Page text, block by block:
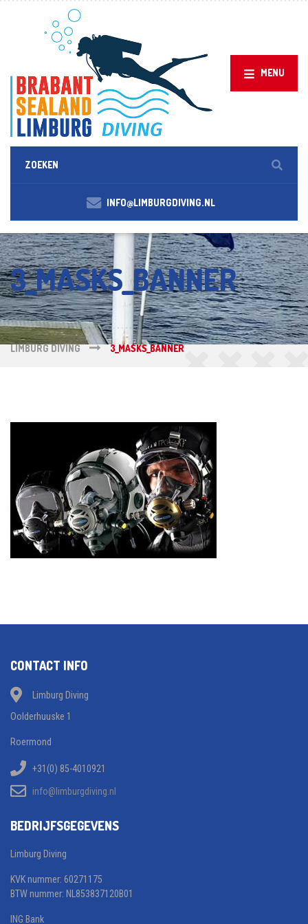
MENU
INFO@LIMBURGDIVING.NL
3_MASKS_BANNER
LIMBURG DIVING 3_MASKS_BANNER
CONTACT INFO
Limburg Diving
Oolderhuuske 1
Roermond
+31(0) 85-4010921
info@limburgdiving.nl
BEDRIJFSGEGEVENS
Limburg Diving
KVK nummer: 60271175
BTW nummer: NL853837120B01
ING Bank